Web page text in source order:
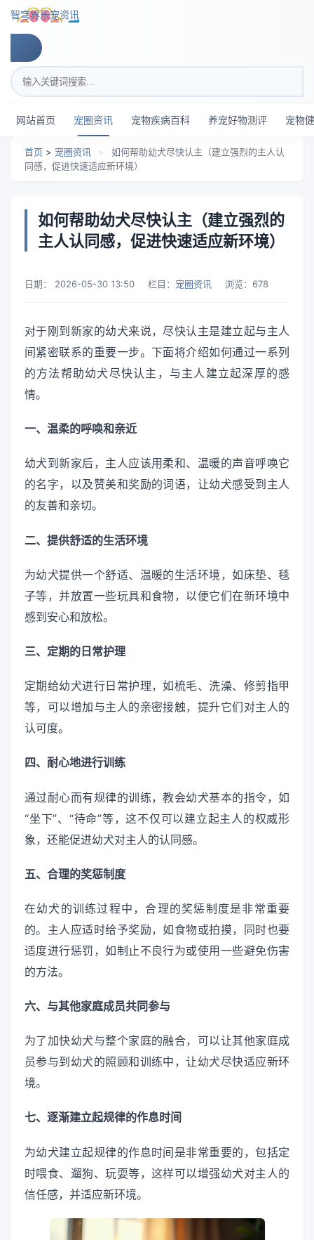
跳转到主要内容
智穹界乐宠资讯
搜索关键词
网站首页 宠圈资讯 宠物疾病百科 养宠好物测评 宠物
首页 > 宠圈资讯 >
如何帮助幼犬尽快认主（建立强烈的主人认
同感，促进快速适应新环境）
如何帮助幼犬尽快认主（建立强烈的
主人认同感，促进快速适应新环境）
日期： 2026-05-30 13:50 栏目： 宠圈资讯 浏览： 678
对于刚到新家的幼犬来说，尽快认主是建立起与主人
间紧密联系的重要一步。下面将介绍如何通过一系列
的方法帮助幼犬尽快认主，与主人建立起深厚的感
情。
一、温柔的呼唤和亲近
幼犬到新家后，主人应该用柔和、温暖的声音呼唤它
的名字，以及赞美和奖励的词语，让幼犬感受到主人
的友善和亲切。
二、提供舒适的生活环境
为幼犬提供一个舒适、温暖的生活环境，如床垫、毯
子等，并放置一些玩具和食物，以便它们在新环境中
感到安心和放松。
三、定期的日常护理
定期给幼犬进行日常护理，如梳毛、洗澡、修剪指甲
等，可以增加与主人的亲密接触，提升它们对主人的
认可度。
四、耐心地进行训练
通过耐心而有规律的训练，教会幼犬基本的指令，如
“坐下”、“待命”等，这不仅可以建立起主人的权威形
象，还能促进幼犬对主人的认同感。
五、合理的奖惩制度
在幼犬的训练过程中，合理的奖惩制度是非常重要
的。主人应适时给予奖励，如食物或拍摸，同时也要
适度进行惩罚，如制止不良行为或使用一些避免伤害
的方法。
六、与其他家庭成员共同参与
为了加快幼犬与整个家庭的融合，可以让其他家庭成
员参与到幼犬的照顾和训练中，让幼犬尽快适应新环
境。
七、逐渐建立起规律的作息时间
为幼犬建立起规律的作息时间是非常重要的，包括定
时喂食、遛狗、玩耍等，这样可以增强幼犬对主人的
信任感，并适应新环境。